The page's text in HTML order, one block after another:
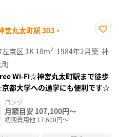
丸太町駅 303・
に入
り登
京区 1K 18m² 1984年2月築 神
町
Wi-Fi☆神宮丸太町駅まで徒歩
都大学への通学にも便利です☆
ロング
月額目安 107,100円～
初期費用他 17,600円～